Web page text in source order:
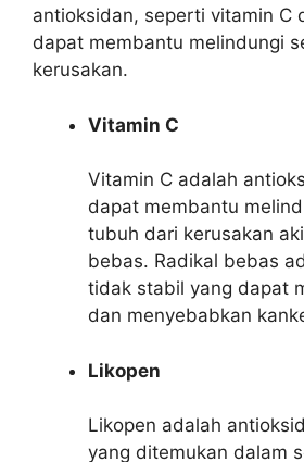
antioksidan, seperti vitamin C
dapat membantu melindungi
kerusakan.
Vitamin C
Vitamin C adalah
dapat membantu
tubuh dari kerusakan
bebas. Radikal bebas
tidak stabil yang dapat
dan menyebabkan
Likopen
Likopen adalah
yang ditemukan dalam